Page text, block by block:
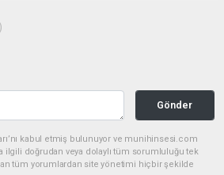
Gönder
kabul etmiş bulunuyor ve munihinsesi.com
ilgili doğrudan veya dolaylı tüm sorumluluğu tek
tüm yorumlardan site yönetimi hiçbir şekilde